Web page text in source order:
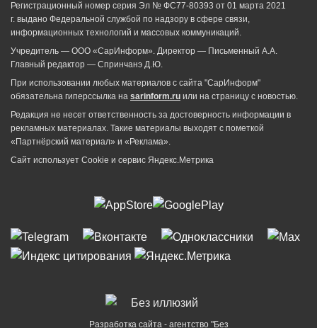
Регистрационный номер серия Эл № ФС77-80393 от 01 марта 2021
г. выдано Федеральной службой по надзору в сфере связи,
информационных технологий и массовых коммуникаций.
Учредитель — ООО «СарИнформ». Директор — Письменный А.А.
Главный редактор — Спринчанэ Д.Ю.
При использовании любых материалов с сайта "СарИнформ"
обязательна гиперссылка на sarinform.ru или на страницу с новостью.
Редакция не несет ответственность за достоверность информации в
рекламных материалах. Такие материалы выходят с пометкой
«Партнёрский материал» и «Реклама».
Сайт использует Cookie и сервиc Яндекс.Метрика
Разработка сайта - агентство "Без